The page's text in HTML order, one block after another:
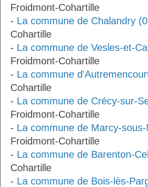
Froidmont-Cohartille
- La commune de Chalandry
Cohartille
- La commune de Vesles-et-
Froidmont-Cohartille
- La commune
Cohartille
- La commune de Crécy-sur-
Froidmont-Cohartille
- La commune de Marcy-
Froidmont-Cohartille
- La commune de Barenton-
Cohartille
- La commune de Bois-lès-